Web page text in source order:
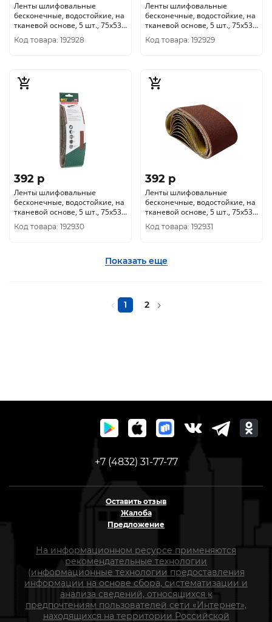
Ленты шлифовальные
бесконечные, водостойкие, на
тканевой основе, 5 шт., 75х533
мм Р 60 39630
Код товара: 192928
Ленты шлифовальные
бесконечные, водостойкие, на
тканевой основе, 5 шт., 75х533
мм Р 80 39694
Код товара: 192929
392 p
Ленты шлифовальные
бесконечные, водостойкие, на
тканевой основе, 5 шт., 75х533
мм Р 100 39695
Код товара: 192930
392 p
Ленты шлифовальные
бесконечные, водостойкие, на
тканевой основе, 5 шт., 75х533
мм Р 120 36696
Код товара: 192931
Показать еще
1 2
+7 (4832) 31-77-77
Оставить отзыв
Жалоба
Предложение
На информационном ресурсе применяются
рекомендательные технологии
(информационные технологии предоставления
информации на основе сбора, систематизации и
анализа сведений, относящихся к
предпочтениям пользователей сети «Интернет»,
находящихся на территории Российской